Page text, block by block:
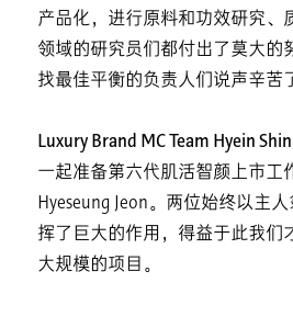
产品化，进行原料和功效研究、
领域的研究员们都付出了莫大的
找最佳平衡的负责人们说声辛苦
Luxury Brand MC Team Hyein Shin
一起准备第六代肌活智颜上市工
Hyeseung Jeon。两位始终以主
挥了巨大的作用，得益于此我们
大规模的项目。